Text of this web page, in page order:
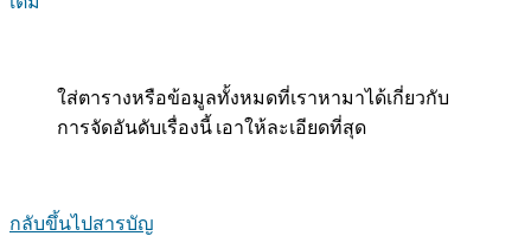
ใส่ตารางหรือข้อมูลทั้งหมดที่เราหามาได้เกี่ยวกับ
การจัดอันดับเรื่องนี้ เอาให้ละเอียดที่สุด
กลับขึ้นไปสารบัญ